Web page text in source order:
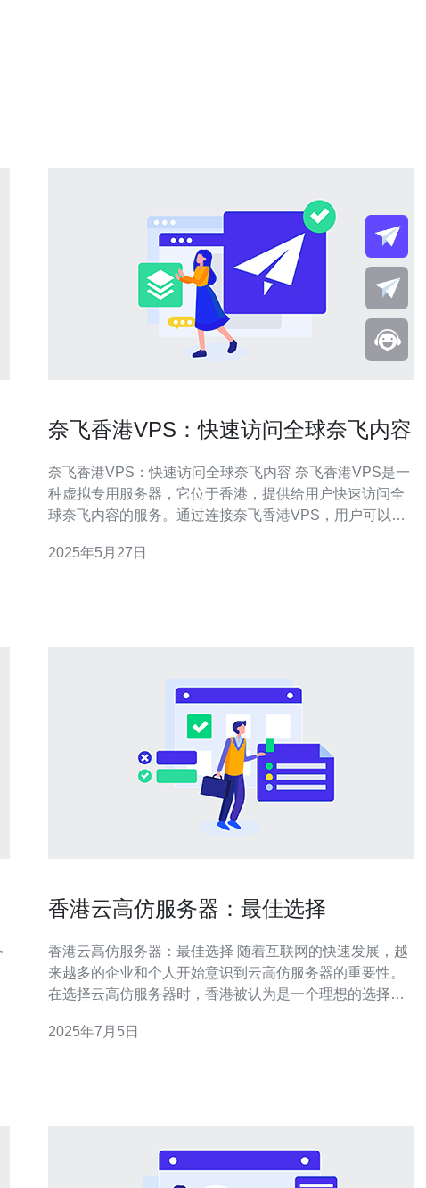
奈飞香港VPS：快速访问全球奈飞内容
奈飞香港VPS：快速访问全球奈飞内容 奈飞香港VPS是一
种虚拟专用服务器，它位于香港，提供给用户快速访问全
球奈飞内容的服务。通过连接奈飞香港VPS，用户可以突
VPS具有以下优势： 稳定快速：位于香港的服务器拥有稳
2025年5月27日
香港云高仿服务器：最佳选择
香港云高仿服务器：最佳选择 随着互联网的快速发展，越
来越多的企业和个人开始意识到云高仿服务器的重要性。
在选择云高仿服务器时，香港被认为是一个理想的选择。
络，提供稳定可靠的云高仿服务器服务。香港的政治稳定
2025年7月5日